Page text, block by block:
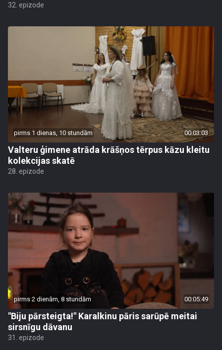
32. epizode
pirms 1 dienas, 10 stundām 00:03:03
Valteru ģimene atrāda krāšņos tērpus kāzu kleitu
kolekcijas skatē
28. epizode
pirms 2 dienām, 8 stundām 00:05:49
"Biju pārsteigta!" Karalkinu pāris sarūpē meitai
sirsnīgu dāvanu
31. epizode